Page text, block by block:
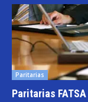
Paritarias
Paritarias